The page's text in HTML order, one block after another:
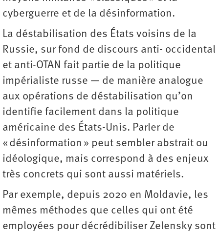
cyberguerre et de la désinformation.
La déstabilisation des États voisins de la
Russie, sur fond de discours anti- occidental
et anti-OTAN fait partie de la politique
impérialiste russe — de manière analogue
aux opérations de déstabilisation qu’on
identifie facilement dans la politique
américaine des États-Unis. Parler de
« désinformation » peut sembler abstrait ou
idéologique, mais correspond à des enjeux
très concrets qui sont aussi matériels.
Par exemple, depuis 2020 en Moldavie, les
mêmes méthodes que celles qui ont été
employées pour décrédibiliser Zelensky sont